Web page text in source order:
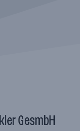
GesmbH